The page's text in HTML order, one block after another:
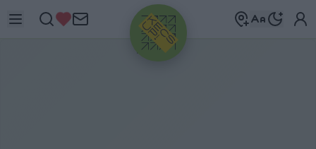
HIRDETÉS